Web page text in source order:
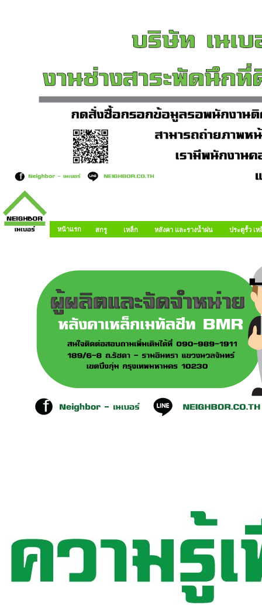
หน้าแรก สกรู เหล็ก หลังคา และรางน้ำฝน ประตูรั้ว เ